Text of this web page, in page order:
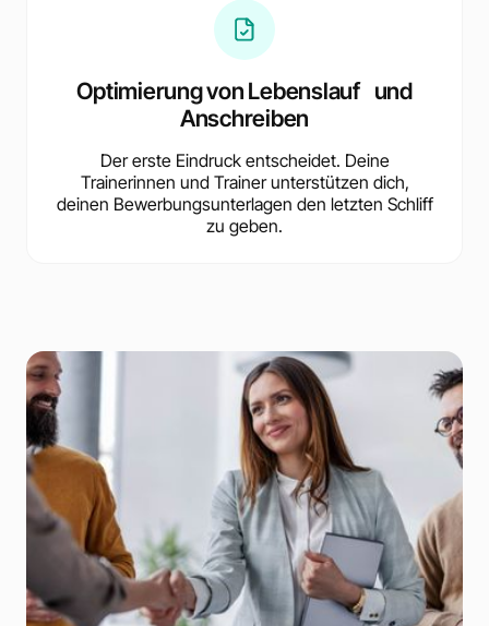
Optimierung von Lebenslauf und
Anschreiben
Der erste Eindruck entscheidet. Deine
Trainerinnen und Trainer unterstützen dich,
deinen Bewerbungsunterlagen den letzten Schliff
zu geben.